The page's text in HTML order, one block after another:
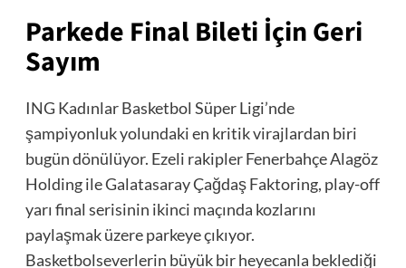
Parkede Final Bileti İçin Geri
Sayım
ING Kadınlar Basketbol Süper Ligi’nde
şampiyonluk yolundaki en kritik virajlardan biri
bugün dönülüyor. Ezeli rakipler Fenerbahçe Alagöz
Holding ile Galatasaray Çağdaş Faktoring, play-off
yarı final serisinin ikinci maçında kozlarını
paylaşmak üzere parkeye çıkıyor.
Basketbolseverlerin büyük bir heyecanla beklediği